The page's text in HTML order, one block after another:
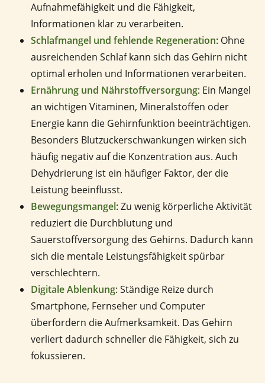
Aufnahmefähigkeit und die Fähigkeit,
Informationen klar zu verarbeiten.
Schlafmangel und fehlende Regeneration: Ohne
ausreichenden Schlaf kann sich das Gehirn nicht
optimal erholen und Informationen verarbeiten.
Ernährung und Nährstoffversorgung: Ein Mangel
an wichtigen Vitaminen, Mineralstoffen oder
Energie kann die Gehirnfunktion beeinträchtigen.
Besonders Blutzuckerschwankungen wirken sich
häufig negativ auf die Konzentration aus. Auch
Dehydrierung ist ein häufiger Faktor, der die
Leistung beeinflusst.
Bewegungsmangel: Zu wenig körperliche Aktivität
reduziert die Durchblutung und
Sauerstoffversorgung des Gehirns. Dadurch kann
sich die mentale Leistungsfähigkeit spürbar
verschlechtern.
Digitale Ablenkung: Ständige Reize durch
Smartphone, Fernseher und Computer
überfordern die Aufmerksamkeit. Das Gehirn
verliert dadurch schneller die Fähigkeit, sich zu
fokussieren.